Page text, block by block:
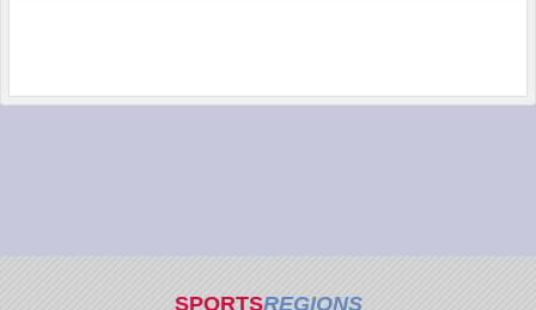
SPORTSREGIONS